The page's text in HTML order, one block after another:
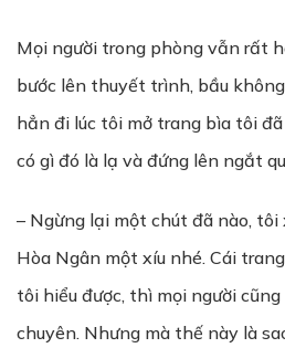
Mọi người trong phòng vẫn rất
bước lên thuyết trình, bầu
hẳn đi lúc tôi mở trang bìa tôi
có gì đó là lạ và đứng lên ngắt
– Ngừng lại một chút đã nào,
Hòa Ngân một xíu nhé. Cái
tôi hiểu được, thì mọi người
chuyên. Nhưng mà thế này là